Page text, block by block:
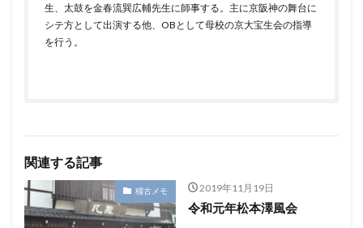
生、太鼓を金春流巽広輔先生に師事する。主に京阪神の舞台に
シテ方として出演する他、OBとして母校の京大宝生会の指導
を行う。
関連する記事
稽古メモ 2019年11月19日
令和元年松本澤風会